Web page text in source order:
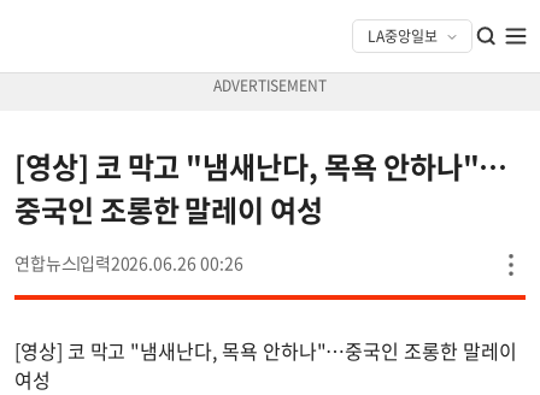
[영상] 코 막고 "냄새난다, 목욕 안하나"…
중국인 조롱한 말레이 여성
연합뉴스 2026.06.26 00:26
[영상] 코 막고 "냄새난다, 목욕 안하나"…중국인 조롱한 말레이
여성